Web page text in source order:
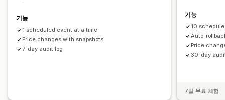
기능
1 scheduled event at a time
Price changes with snapshots
7-day audit log
기능
10
Auto-
Price
30-day
7일 무료 체험